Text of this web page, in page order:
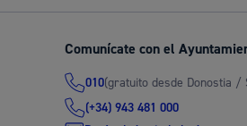
Infancia y
Comunícate con el
010(gratuito desde Donostia /
(+34) 943 481 000